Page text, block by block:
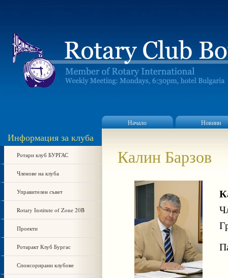
Начало Новини
Информация за клуба
Ротари клуб БУРГАС
Членове на клуба
Управителен съвет
Rotary Institute of Zone 20B
Проекти
Ротаракт Клуб Бургас
Спонсорирани клубове
Калин Барзов